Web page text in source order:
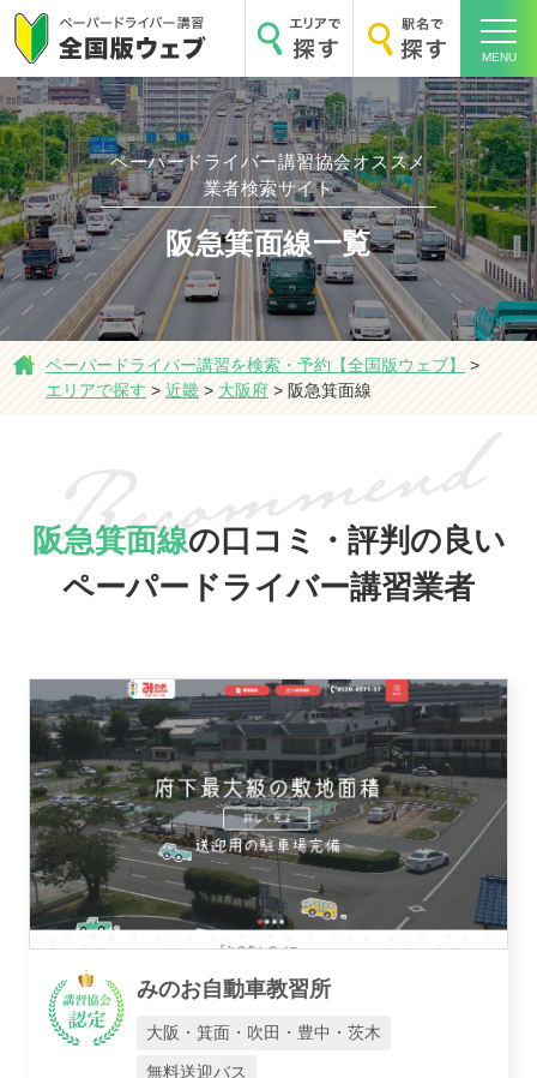
MENU
ホーム
エリアで探す
おすすめ業者
運営会社
業者様登録はこちら
ペーパードライバー講習協会オススメ
業者検索サイト
阪急箕面線一覧
ペーパードライバー講習を検索・予約【全国版ウェブ】
>
エリアで探す > 近畿 > 大阪府 > 阪急箕面線
阪急箕面線の口コミ・評判の良い
ペーパードライバー講習業者
みのお自動車教習所
大阪・箕面・吹田・豊中・茨木
無料送迎バス